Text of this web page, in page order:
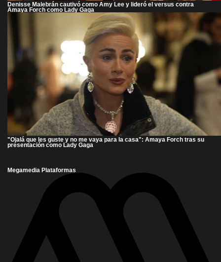
Denisse Malebrán cautivó como Amy Lee y lideró el versus contra
Amaya Forch como Lady Gaga
"Ojalá que les guste y no me vaya para la casa": Amaya Forch tras su
presentación como Lady Gaga
Megamedia Plataformas